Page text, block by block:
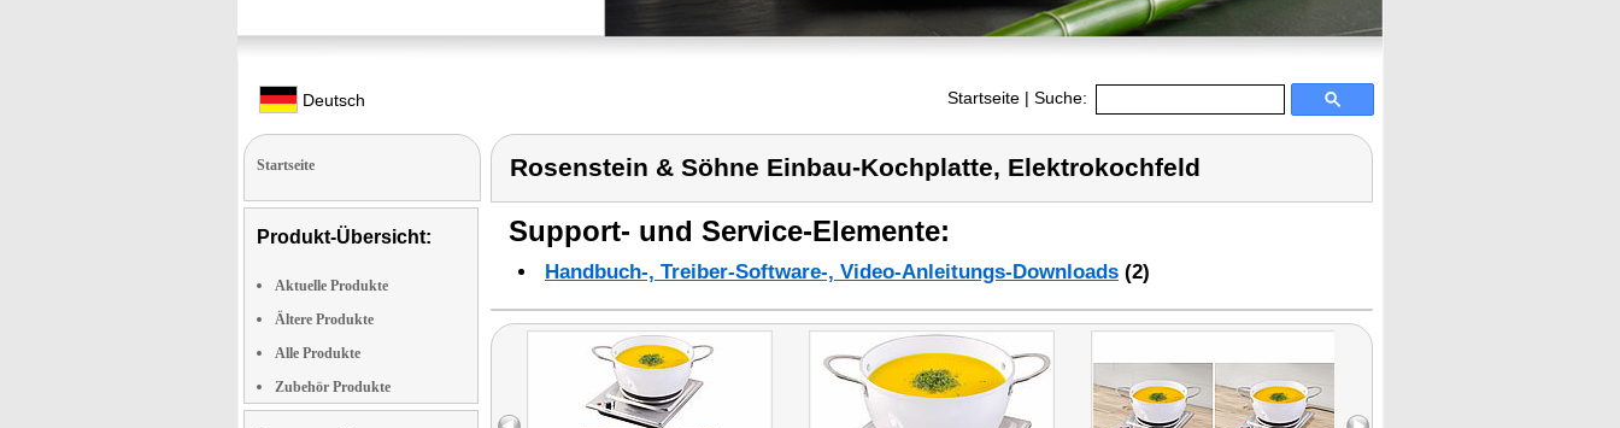
Deutsch Startseite | Suche:
Startseite
Produkt-Übersicht:
Aktuelle Produkte
Ältere Produkte
Alle Produkte
Zubehör Produkte
Rosenstein & Söhne Einbau-Kochplatte, Elektrokochfeld
Support- und Service-Elemente:
Handbuch-, Treiber-Software-, Video-Anleitungs-Downloads (2)